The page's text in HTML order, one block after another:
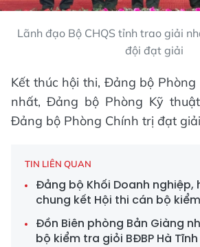
Lãnh đạo Bộ CHQS tỉnh trao giải
đội đạt giải
Kết thúc hội thi, Đảng bộ
nhất, Đảng bộ Phòng Kỹ
Đảng bộ Phòng Chính trị đạt
TIN LIÊN QUAN
Đảng bộ Khối Doanh nghiệp,
chung kết Hội thi cán bộ
Đồn Biên phòng Bản Giàng
bộ kiểm tra giỏi BĐBP Hà Tĩnh